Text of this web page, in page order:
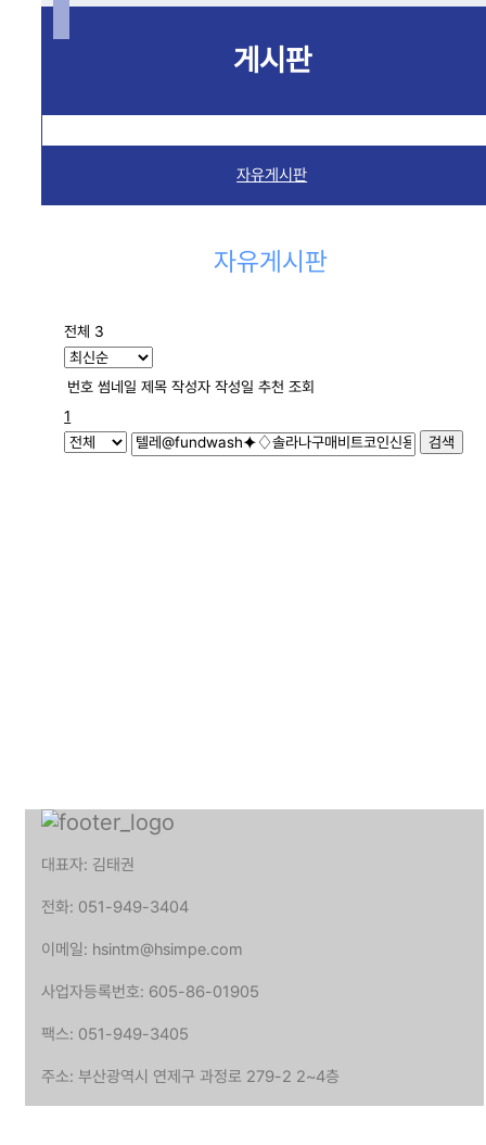
게시판
자유게시판
자유게시판
전체 3
번호 썸네일 제목 작성자 작성일 추천 조회
1
검색
대표자: 김태권
전화: 051-949-3404
이메일: hsintm@hsimpe.com
사업자등록번호: 605-86-01905
팩스: 051-949-3405
주소: 부산광역시 연제구 과정로 279-2 2~4층